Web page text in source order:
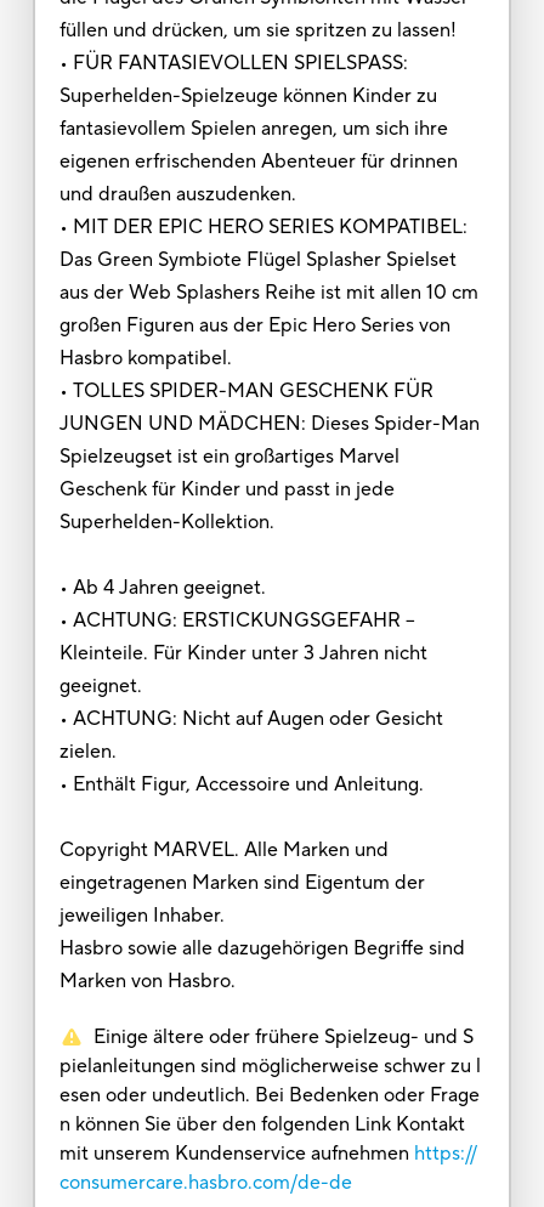
füllen und drücken, um sie spritzen zu lassen!
• FÜR FANTASIEVOLLEN SPIELSPASS:
Superhelden-Spielzeuge können Kinder zu
fantasievollem Spielen anregen, um sich ihre
eigenen erfrischenden Abenteuer für drinnen
und draußen auszudenken.
• MIT DER EPIC HERO SERIES KOMPATIBEL:
Das Green Symbiote Flügel Splasher Spielset
aus der Web Splashers Reihe ist mit allen 10 cm
großen Figuren aus der Epic Hero Series von
Hasbro kompatibel.
• TOLLES SPIDER-MAN GESCHENK FÜR
JUNGEN UND MÄDCHEN: Dieses Spider-Man
Spielzeugset ist ein großartiges Marvel
Geschenk für Kinder und passt in jede
Superhelden-Kollektion.
• Ab 4 Jahren geeignet.
• ACHTUNG: ERSTICKUNGSGEFAHR –
Kleinteile. Für Kinder unter 3 Jahren nicht
geeignet.
• ACHTUNG: Nicht auf Augen oder Gesicht
zielen.
• Enthält Figur, Accessoire und Anleitung.
Copyright MARVEL. Alle Marken und
eingetragenen Marken sind Eigentum der
jeweiligen Inhaber.
Hasbro sowie alle dazugehörigen Begriffe sind
Marken von Hasbro.
Einige ältere oder frühere Spielzeug- und S
pielanleitungen sind möglicherweise schwer zu l
esen oder undeutlich. Bei Bedenken oder Frage
n können Sie über den folgenden Link Kontakt
mit unserem Kundenservice aufnehmen https://
consumercare.hasbro.com/de-de